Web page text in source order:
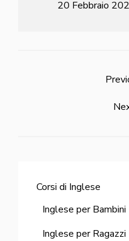
20 Febbraio
Corsi di Inglese
Inglese per Bambini
Inglese per Ragazzi